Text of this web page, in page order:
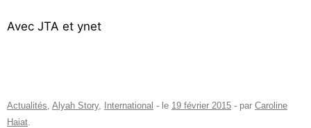
Avec JTA et ynet
Actualités, Alyah Story, International - le 19 février 2015 - par Caroline
Haiat.